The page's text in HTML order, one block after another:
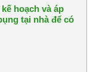
hoạch và áp
tại nhà để có